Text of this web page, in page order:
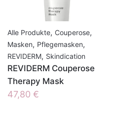
Alle Produkte, Couperose,
Masken, Pflegemasken,
REVIDERM, Skindication
REVIDERM Couperose
Therapy Mask
47,80 €